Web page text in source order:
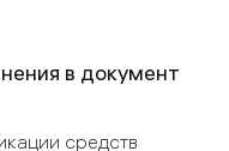
в документ
средств